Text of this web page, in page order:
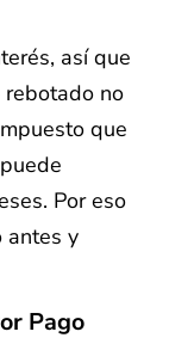
así que
no
que
Por eso
antes y
Pago